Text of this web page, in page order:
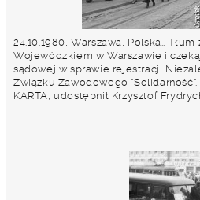
24.10.1980, Warszawa, Polska..
Wojewódzkiem w Warszawie i
sądowej w sprawie rejestracji
Związku Zawodowego
KARTA, udostępnił Krzysztof